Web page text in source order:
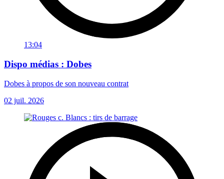
13:04
Dispo médias : Dobes
Dobes à propos de son nouveau contrat
02 juil. 2026